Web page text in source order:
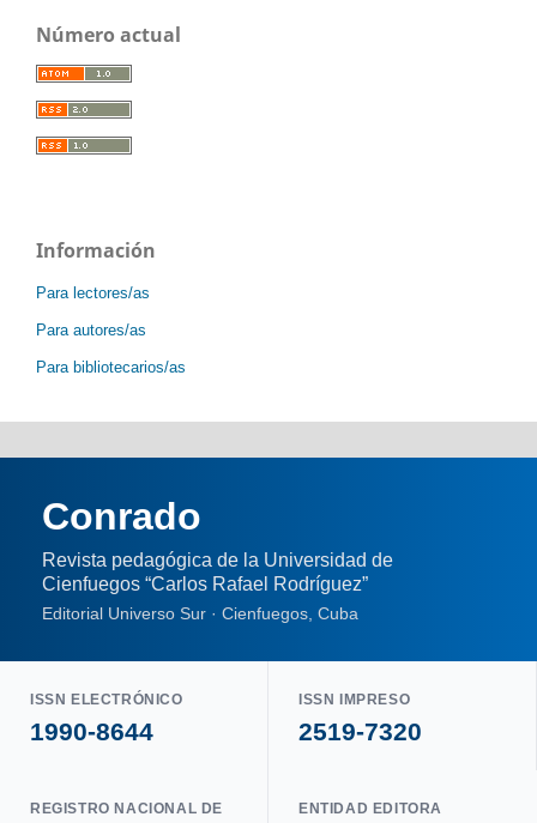
Número actual
Información
Para lectores/as
Para autores/as
Para bibliotecarios/as
Conrado
Revista pedagógica de la Universidad de
Cienfuegos “Carlos Rafael Rodríguez”
Editorial Universo Sur · Cienfuegos, Cuba
ISSN ELECTRÓNICO
1990-8644
ISSN IMPRESO
2519-7320
REGISTRO NACIONAL DE
ENTIDAD EDITORA